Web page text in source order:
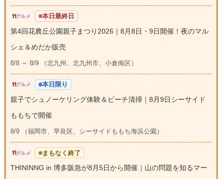
グルメ 本日最終日
第4回花農丘公園親子まつり2026｜8月8日・9日開催！夜のマル
シェ＆めだか販売
8/8 ～ 8/9 （北九州、北九州市、小倉南区）
グルメ 本日限り
親子でシュノーケリング体験＆ビーチ清掃｜8月9日シーサイド
ももちで開催
8/9 （福岡市、早良区、シーサイドももち海浜公園）
グルメ まもなく終了
THININNG in 博多阪急が8月5日から開催｜山の問題を知るマー